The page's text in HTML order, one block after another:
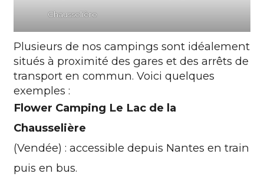
Chausselière
Plusieurs de nos campings sont idéalement
situés à proximité des gares et des arrêts de
transport en commun. Voici quelques
exemples :
Flower Camping Le Lac de la
Chausselière
(Vendée) : accessible depuis Nantes en train
puis en bus.